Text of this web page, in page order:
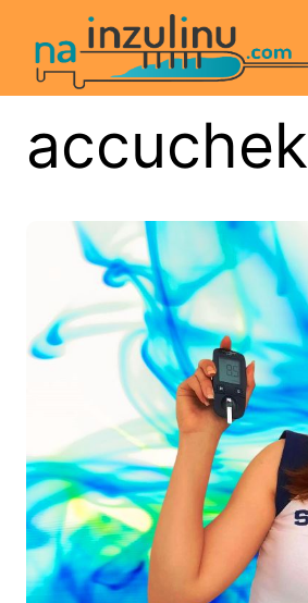
accuchek